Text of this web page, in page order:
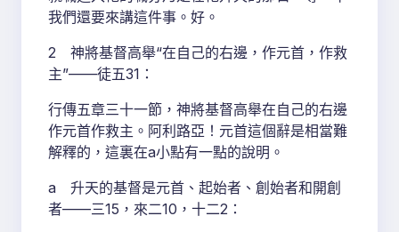
我們還要來講這件事。好。
2 神將基督高舉“在自己的右邊，作元首，作救
主”——徒五31：
行傳五章三十一節，神將基督高舉在自己的右邊
作元首作救主。阿利路亞！元首這個辭是相當難
解釋的，這裏在a小點有一點的說明。
a 升天的基督是元首、起始者、創始者和開創
者——三15，來二10，十二2：